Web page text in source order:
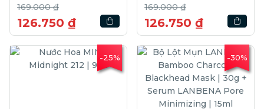
169.000 ₫
126.750 ₫
169.000 ₫
126.750 ₫
-25% -30%